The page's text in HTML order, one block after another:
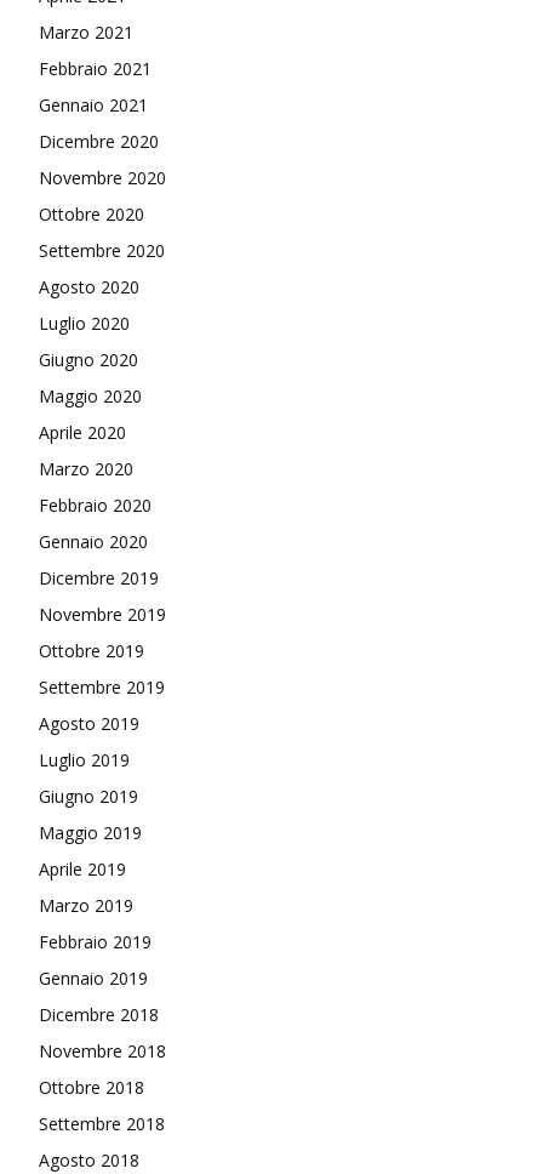
Marzo 2021
Febbraio 2021
Gennaio 2021
Dicembre 2020
Novembre 2020
Ottobre 2020
Settembre 2020
Agosto 2020
Luglio 2020
Giugno 2020
Maggio 2020
Aprile 2020
Marzo 2020
Febbraio 2020
Gennaio 2020
Dicembre 2019
Novembre 2019
Ottobre 2019
Settembre 2019
Agosto 2019
Luglio 2019
Giugno 2019
Maggio 2019
Aprile 2019
Marzo 2019
Febbraio 2019
Gennaio 2019
Dicembre 2018
Novembre 2018
Ottobre 2018
Settembre 2018
Agosto 2018